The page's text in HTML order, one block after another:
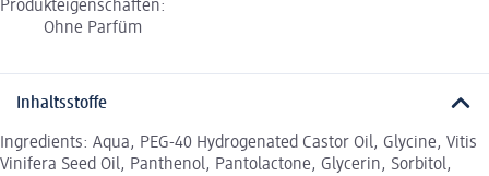
Produkteigenschaften:
Ohne Parfüm
Inhaltsstoffe
Ingredients: Aqua, PEG-40 Hydrogenated Castor Oil, Glycine, Vitis
Vinifera Seed Oil, Panthenol, Pantolactone, Glycerin, Sorbitol,